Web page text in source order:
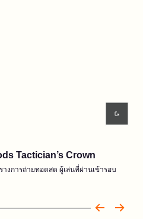
Tactician’s Crown
งการถ่ายทอดสด ผู้เล่นที่ผ่านเข้ารอบ